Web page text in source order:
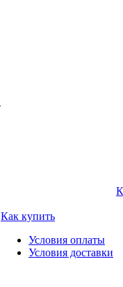
Как купить
Условия оплаты
Условия доставки